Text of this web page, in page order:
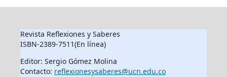
Revista Reflexiones y Saberes
ISBN-2389-7511(En línea)
Editor: Sergio Gómez Molina
Contacto: reflexionesysaberes@ucn.edu.co